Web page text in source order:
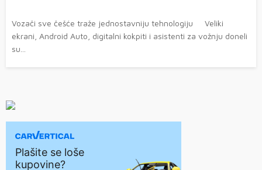
Vozači sve češće traže jednostavniju tehnologiju Veliki
ekrani, Android Auto, digitalni kokpiti i asistenti za vožnju doneli
su...